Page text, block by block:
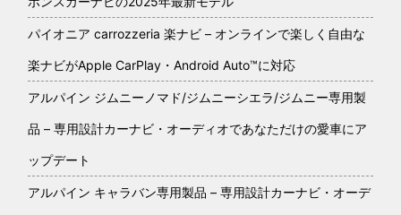
パイオニア carrozzeria 楽ナビ – オンラインで楽しく自由な
楽ナビがApple CarPlay・Android Auto™に対応
アルパイン ジムニーノマド/ジムニーシエラ/ジムニー専用製
品 – 専用設計カーナビ・オーディオであなただけの愛車にア
ップデート
アルパイン キャラバン専用製品 – 専用設計カーナビ・オーデ